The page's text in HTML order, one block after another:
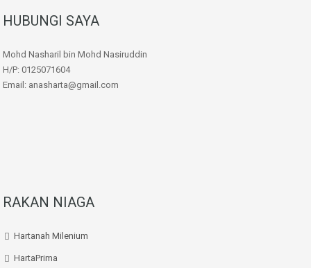
HUBUNGI SAYA
Mohd Nasharil bin Mohd Nasiruddin
H/P: 0125071604
Email: anasharta@gmail.com
RAKAN NIAGA
Hartanah Milenium
HartaPrima